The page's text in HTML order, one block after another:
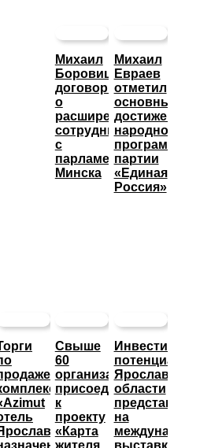
Михаил
Боровицкий
договорился
о
расширении
сотрудничества
с
парламентом
Минска
Михаил
Евраев
отметил
основные
достижения
народной
программы
партии
«Единая
Россия»
Свыше
60
организаций
присоединились
к
проекту
«Карта
потенциал
Ярославской
области
представят
на
международной